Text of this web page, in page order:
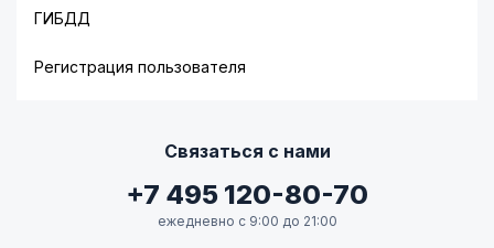
ГИБДД
Регистрация пользователя
Связаться с нами
+7 495 120-80-70
ежедневно с 9:00 до 21:00